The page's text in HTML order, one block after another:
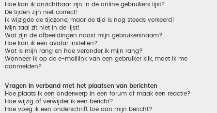
Hoe kan ik onzichtbaar zijn in de online gebruikers lijst?
De tijden zijn niet correct!
Ik wijzigde de tijdzone, maar de tijd is nog steeds verkeerd!
Mijn taal zit niet in de lijst!
Wat zijn de afbeeldingen naast mijn gebruikersnaam?
Hoe kan ik een avatar instellen?
Wat is mijn rang en hoe verander ik mijn rang?
Wanneer ik op de e-maillink van een gebruiker klik, moet ik me
aanmelden?
Vragen in verband met het plaatsen van berichten
Hoe plaats ik een onderwerp in een forum of maak een reactie?
Hoe wijzig of verwijder ik een bericht?
Hoe voeg ik een onderschrift toe aan mijn bericht?